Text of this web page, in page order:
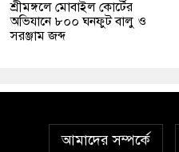
শ্রীমঙ্গলে মোবাইল কোর্টের
অভিযানে ৮০০ ঘনফুট বালু ও
সরঞ্জাম জব্দ
আমাদের সম্পর্কে